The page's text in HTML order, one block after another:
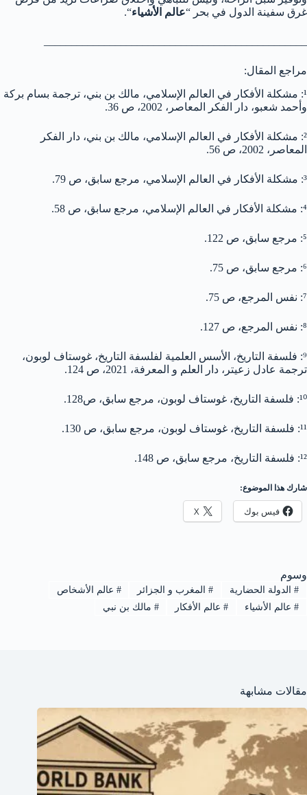
غرق سفينة الدول في بحر “عالم الأشياء“.
مراجع المقال:
¹: مشكلة الأفكار في العالم الإسلامي، مالك بن بني، ترجمة بسام بركة
وأحمد شعبو، دار الفكر المعاصر، 2002، ص 36.
²: مشكلة الأفكار في العالم الإسلامي، مالك بن بني، دار الفكر
المعاصر، 2002، ص 56.
³: مشكلة الأفكار في العالم الإسلامي، مرجع سابق، ص 79.
⁴: مشكلة الأفكار في العالم الإسلامي، مرجع سابق، ص 58.
⁵: مرجع سابق، ص 122.
⁶: مرجع سابق، ص 75.
⁷: نفس المرجع، ص 75.
⁸: نفس المرجع، ص 127.
⁹: فلسفة التاريخ، الأسس العلمية لفلسفة التاريخ، غوستاف لوبون،
ترجمة عادل زعيتر، دار العلم و المعرفة، 2021، ص 124.
¹⁰: فلسفة التاريخ، غوستاف لوبون، مرجع سابق، ص128.
¹¹: فلسفة التاريخ، غوستاف لوبون، مرجع سابق، ص 130.
¹²: فلسفة التاريخ، مرجع سابق، ص 148.
شارك هذا الموضوع:
فيس بوك X
وسوم
#الدولة الحضارية #المغرب و الجزائر # عالم الأشخاص
#عالم الأشياء #عالم الأفكار # مالك بن نبي
مقالات مشابهة